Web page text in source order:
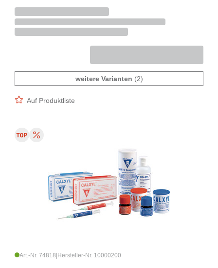
weitere Varianten (2)
Auf Produktliste
Art.-Nr. 74818 Hersteller-Nr. 10000200